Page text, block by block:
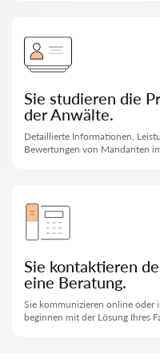
Sie studieren die
der Anwälte.
Detaillierte Informationen,
Bewertungen von Mandanten
Sie kontaktieren
eine Beratung.
Sie kommunizieren online oder
beginnen mit der Lösung Ihres